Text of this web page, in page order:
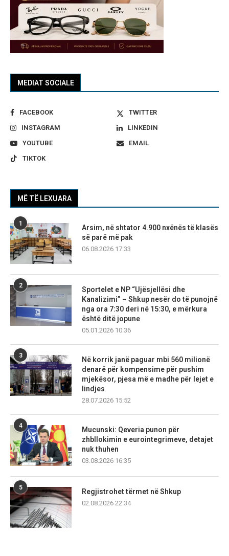
MEDIAT SOCIALE
FACEBOOK
TWITTER
INSTAGRAM
LINKEDIN
YOUTUBE
EMAIL
TIKTOK
MË TË LEXUARA
1
Arsim, në shtator 4.900 nxënës të klasës
së parë më pak
06.08.2026 17:33
2
Sportelet e NP “Ujësjellësi dhe
Kanalizimi” – Shkup nesër do të punojnë
nga ora 7:30 deri në 15:30, e mërkura
është ditë jopune
05.01.2026 10:36
3
Në korrik janë paguar mbi 560 milionë
denarë për kompensime për pushim
mjekësor, pjesa më e madhe për lejet e
lindjes
28.07.2026 15:52
4
Mucunski: Qeveria punon për
zhbllokimin e eurointegrimeve, detajet
nuk thuhen
03.08.2026 16:35
5
Regjistrohet tërmet në Shkup
02.08.2026 22:34